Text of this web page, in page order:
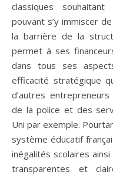
classiques
pouvant s’y immiscer
la barrière de la
permet à ses
dans tous ses
efficacité stratégique
d’autres
de la police et des
Uni par exemple.
système éducatif
inégalités scolaires
transparentes et